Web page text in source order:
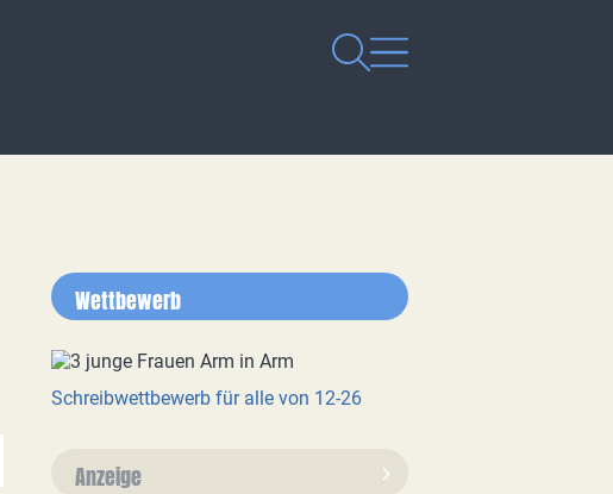
Wettbewerb
Schreibwettbewerb für alle von 12-26
Anzeige